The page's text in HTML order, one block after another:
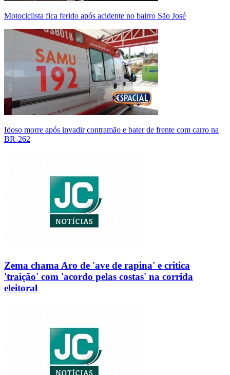
Motociclista fica ferido após acidente no bairro São José
Idoso morre após invadir contramão e bater de frente com carro na
BR-262
Zema chama Aro de 'ave de rapina' e critica
'traição' com 'acordo pelas costas' na corrida
eleitoral